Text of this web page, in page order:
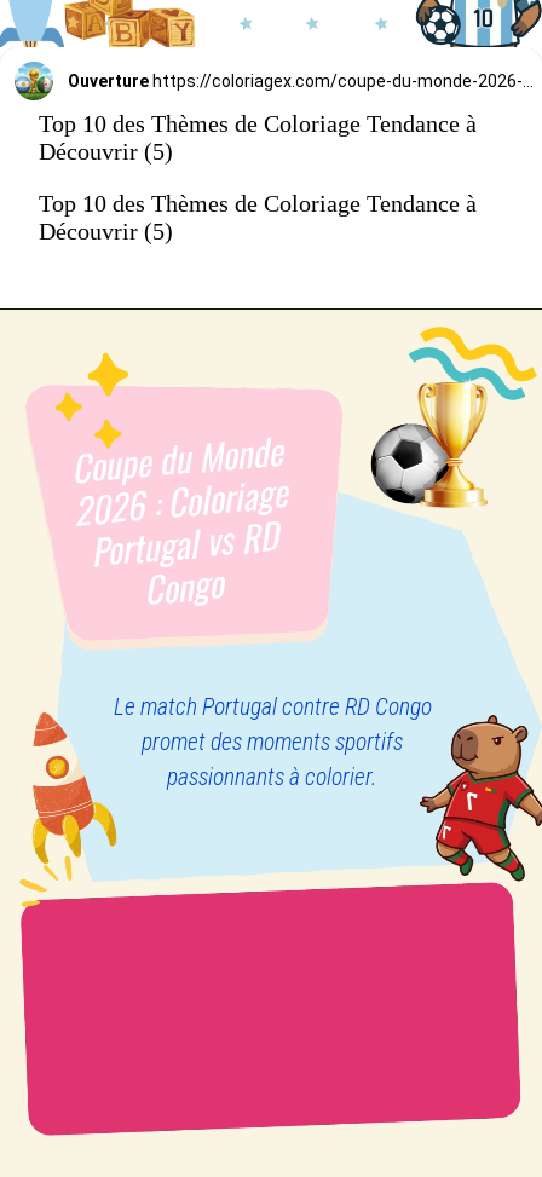
Ouverture https://coloriagex.com/coupe-du-monde-2026-coloriage-argentine-vs-algerie/
Top 10 des Thèmes de Coloriage Tendance à
Découvrir (5)
Top 10 des Thèmes de Coloriage Tendance à
Découvrir (5)
Le match Portugal contre RD Congo
promet des moments sportifs
passionnants à colorier.
Coupe du Monde
2026 : Coloriage
Portugal vs RD
Congo